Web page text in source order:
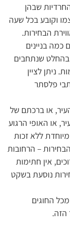
שבהן
וקובע בכל שעה
הבחירות.
בניינים
בהחלט שנתחבים
ניתן לציין
פלסתר
או ברכתם של
או האופי הרגוע
ללא זכות
– הרחובות
אין חתימות
נוסעת בשקט
החוגים
הזה.